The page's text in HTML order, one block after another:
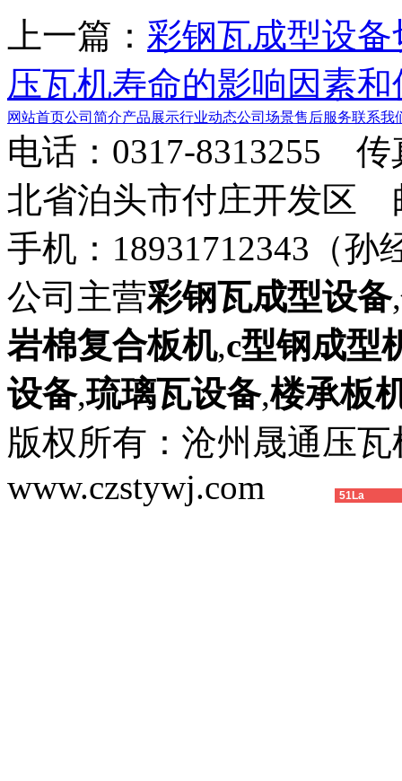
上一篇： 彩钢瓦成型设
压瓦机寿命的影响因素
网站首页公司简介产品展示行业动态公司场景售后服务联系我
电话：0317-8313255
北省泊头市付庄开发区
手机：18931712343（孙
公司主营彩钢瓦成型设备,
岩棉复合板机,c型钢成型
设备,琉璃瓦设备,楼承板
版权所有：沧州晟通压
www.czstywj.com
51La